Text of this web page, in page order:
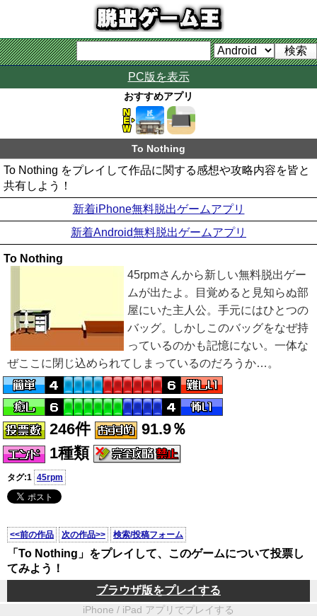
PC版を表示
おすすめアプリ
To Nothing
To Nothing をプレイして作品に関する感想や攻略内容を皆と
共有しよう！
新着iPhone無料脱出ゲームアプリ
新着Android無料脱出ゲームアプリ
To Nothing
45rpmさんから新しい無料脱出ゲー
ムが出たよ。目覚めると見知らぬ部
屋にいた主人公。手元にはひとつの
バッグ。しかしこのバッグをなぜ持
っているのかも記憶にない。一体な
ぜここに閉じ込められてしまっているのだろうか…。
246件
91.9％
1種類
タグ:1 45rpm
<<前の作品 次の作品>> 検索/投稿フォーム
「To Nothing」をプレイして、このゲームについて投票し
てみよう！
ブラウザ版をプレイする
iPhone / iPad アプリでプレイする